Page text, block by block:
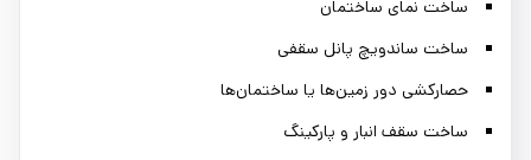
ساخت نمای ساختمان
ساخت ساندویچ پانل سقفی
حصارکشی دور زمین‌ها یا ساختمان‌ها
ساخت سقف انبار و پارکینگ